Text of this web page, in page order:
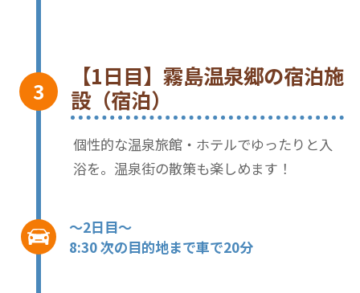
【1日目】霧島温泉郷の宿泊施
設（宿泊）
個性的な温泉旅館・ホテルでゆったりと入
浴を。温泉街の散策も楽しめます！
～2日目～
8:30 次の目的地まで車で20分